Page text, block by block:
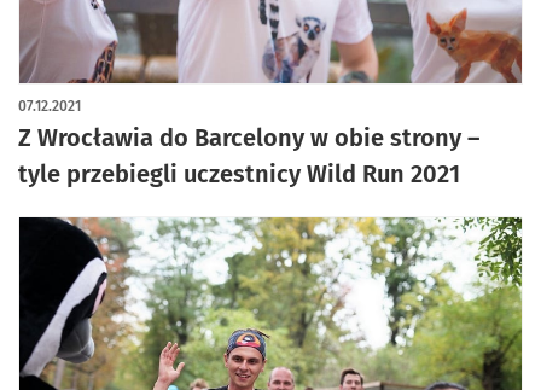
Z Wrocławia do Barcelony w obie strony –
tyle przebiegli uczestnicy Wild Run 2021
07.12.2021